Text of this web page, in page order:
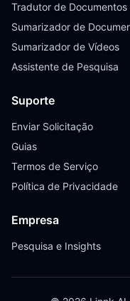
Tradutor de Documentos
Sumarizador de
Sumarizador de Vídeos
Assistente de Pesquisa
Suporte
Enviar Solicitação
Guias
Termos de Serviço
Política de Privacidade
Empresa
Pesquisa e Insights